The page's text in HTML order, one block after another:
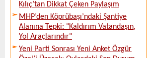
Kılıç’tan Dikkat Çeken Paylaşım
MHP’den Köprübaşı’ndaki Şantiye
Alanına Tepki: "Kaldırım Vatandaşın,
Yol Araçlarındır"
Yeni Parti Sonrası Yeni Anket Özgür